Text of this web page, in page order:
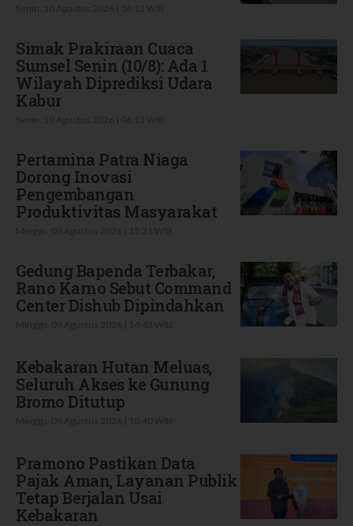
Simak Prakiraan Cuaca
Sumsel Senin (10/8): Ada 1
Wilayah Diprediksi Udara
Kabur
Pertamina Patra Niaga
Dorong Inovasi
Pengembangan
Produktivitas Masyarakat
Gedung Bapenda Terbakar,
Rano Karno Sebut Command
Center Dishub Dipindahkan
Kebakaran Hutan Meluas,
Seluruh Akses ke Gunung
Bromo Ditutup
Pramono Pastikan Data
Pajak Aman, Layanan Publik
Tetap Berjalan Usai
Kebakaran